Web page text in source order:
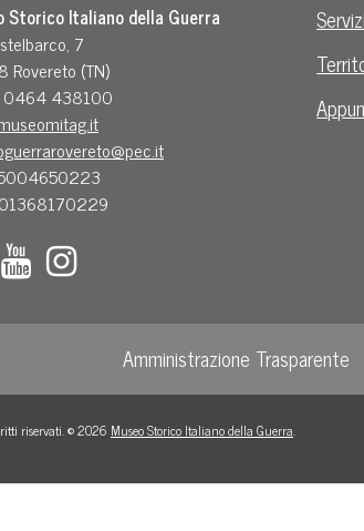
Storico Italiano della Guerra
7
Rovereto (TN)
0464 438100
01368170229
Servizi
Amministrazione Trasparente
riservati. © 2026 Museo Storico Italiano della Guerra.